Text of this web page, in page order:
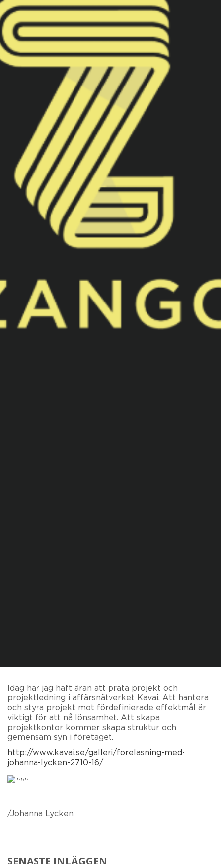
Idag har jag haft äran att prata projekt och
projektledning i affärsnätverket Kavai. Att hantera
och styra projekt mot fördefinierade effektmål är
viktigt för att nå lönsamhet. Att skapa
projektkontor kommer skapa struktur och
gemensam syn i företaget.
http://www.kavai.se/galleri/forelasning-med-
johanna-lycken-2710-16/
/Johanna Lycken
SENASTE INLÄGGEN